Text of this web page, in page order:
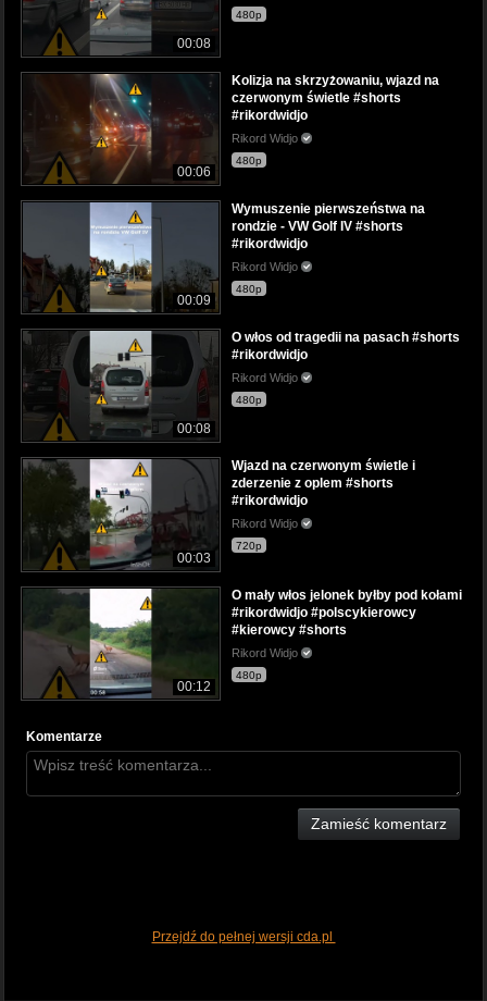
00:08
480p
00:06
Kolizja na skrzyżowaniu, wjazd na
czerwonym świetle #shorts
#rikordwidjo
Rikord Widjo
480p
00:09
Wymuszenie pierwszeństwa na
rondzie - VW Golf IV #shorts
#rikordwidjo
Rikord Widjo
480p
00:08
O włos od tragedii na pasach #shorts
#rikordwidjo
Rikord Widjo
480p
00:03
Wjazd na czerwonym świetle i
zderzenie z oplem #shorts
#rikordwidjo
Rikord Widjo
720p
00:12
O mały włos jelonek byłby pod kołami
#rikordwidjo #polscykierowcy
#kierowcy #shorts
Rikord Widjo
480p
Komentarze
Zamieść komentarz
Przejdź do pełnej wersji cda.pl